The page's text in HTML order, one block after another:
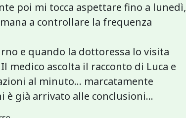
poi mi tocca aspettare fino a lunedì,
a controllare la frequenza
e quando la dottoressa lo visita
medico ascolta il racconto di Luca e
al minuto… marcatamente
è già arrivato alle conclusioni...